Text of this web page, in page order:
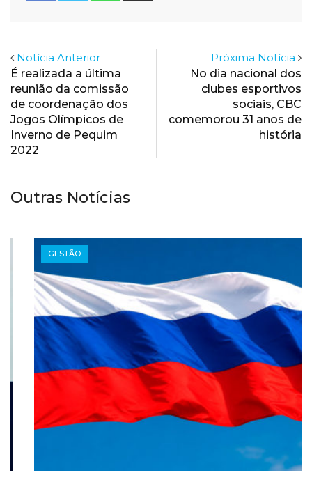
Notícia Anterior
É realizada a última
reunião da comissão
de coordenação dos
Jogos Olímpicos de
Inverno de Pequim
2022
Próxima Notícia
No dia nacional dos
clubes esportivos
sociais, CBC
comemorou 31 anos de
história
Outras Notícias
GESTÃO